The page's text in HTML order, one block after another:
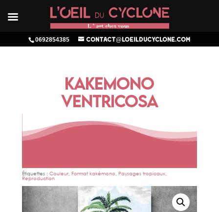
0692854385 contact@loeilducyclone.com
KAKEMONO
VENTRICOSA
Étiquettes : Couleur, Format kakémono, Paysages tropicaux,
Reproduction